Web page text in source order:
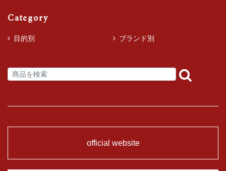
Category
目的別 ブランド別
official website